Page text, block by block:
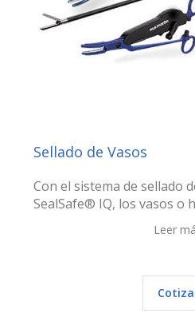
Sellado de Vasos
Con el sistema de sellado
SealSafe® IQ, los vasos o
Leer